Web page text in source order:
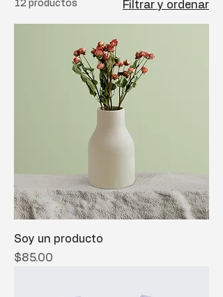
12 productos Filtrar y ordenar
Soy un producto
Precio
$85.00